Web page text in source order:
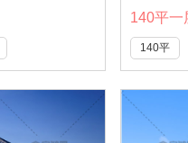
140平一
140平